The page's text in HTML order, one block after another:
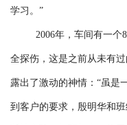
学习。”
2006年，车间有一个
全探伤，这是之前从未有
露出了激动的神情：“虽是
到客户的要求，殷明华和